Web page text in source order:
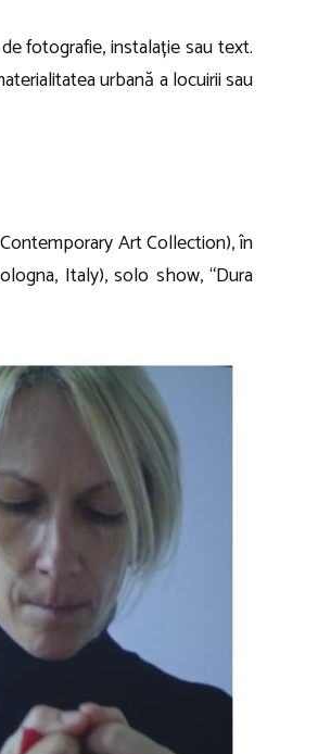
fotografie, instalație sau text.
urbană a locuirii sau
Art Collection), în
Italy), solo show, “Dura